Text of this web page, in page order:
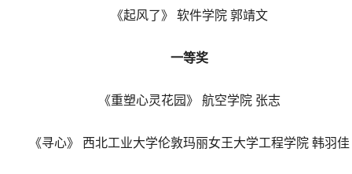
《起风了》 软件学院 郭靖文
一等奖
《重塑心灵花园》 航空学院 张志
《寻心》 西北工业大学伦敦玛丽女王大学工程学院 韩羽佳